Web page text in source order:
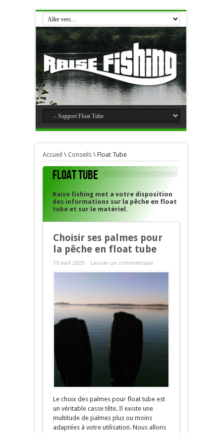
Accueil \ Conseils\ Float Tube
Float Tube
Raise fishing met a votre disposition
des informations sur la pêche en float
tube et sur le matériel.
Choisir ses palmes pour
la pêche en float tube
19 avril 2020 Laisser un commentaire
Le choix des palmes pour float tube est
un véritable casse tête. Il existe une
multitude de palmes plus ou moins
adaptées à votre utilisation. Nous allons